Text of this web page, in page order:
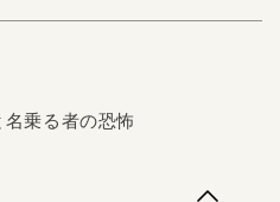
乗る者の恐怖